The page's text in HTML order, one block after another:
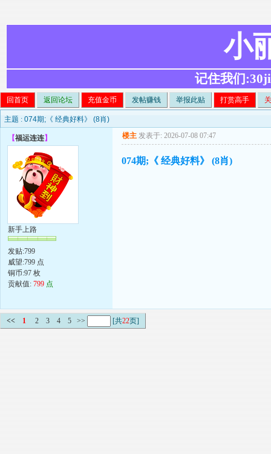
小
记住我们
回首页 返回论坛 充值金币 发帖赚钱 举报此贴 打赏高手
主题 : 074期;《 经典好料》 (8肖)
【福运连连】
新手上路
发贴:799
威望:799 点
铜币:97 枚
贡献值: 799 点
楼主 发表于: 2026-07-08 07:47
074期;《 经典好料》 (8肖)
<< 1 2 3 4 5 >> [共22页]